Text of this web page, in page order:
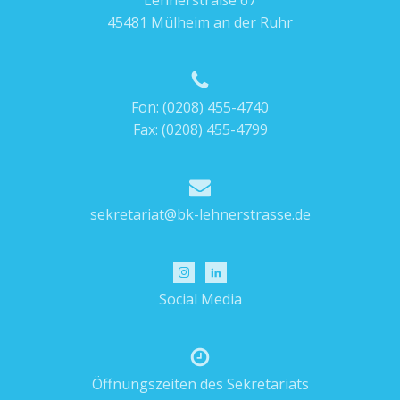
Certificate‘ (KIC) in Irland.
45481 Mülheim an der Ruhr
Fon: (0208) 455-4740
Fax: (0208) 455-4799
sekretariat@bk-lehnerstrasse.de
Social Media
Öffnungszeiten des Sekretariats